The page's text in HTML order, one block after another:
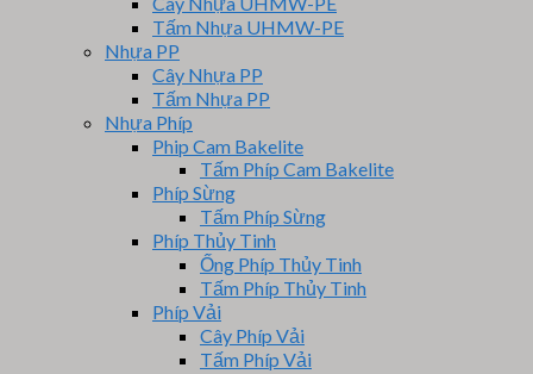
Tấm Nhựa UHMW-PE
Nhựa PP
Cây Nhựa PP
Tấm Nhựa PP
Nhựa Phíp
Phip Cam Bakelite
Tấm Phíp Cam Bakelite
Phíp Sừng
Tấm Phíp Sừng
Phíp Thủy Tinh
Ống Phíp Thủy Tinh
Tấm Phíp Thủy Tinh
Phíp Vải
Cây Phíp Vải
Tấm Phíp Vải